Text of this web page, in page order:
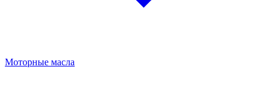
Моторные масла